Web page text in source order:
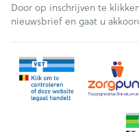
Door op inschrijven te
nieuwsbrief en gaat u